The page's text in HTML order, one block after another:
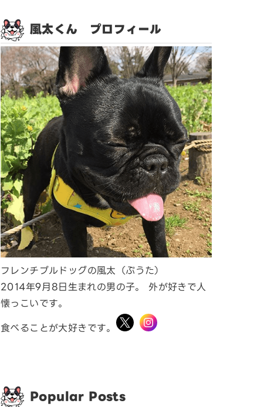
風太くん プロフィール
フレンチブルドッグの風太（ぷうた）
2014年9月8日生まれの男の子。 外が好きで人
懐っこいです。
食べることが大好きです。
Popular Posts